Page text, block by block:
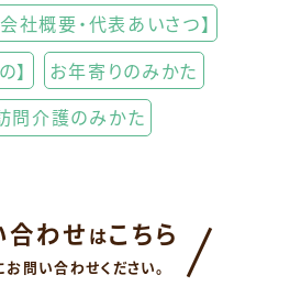
会社概要・代表あいさつ】
】
お年寄りのみかた
問介護のみかた
合わせ はこちら
問い合わせください。